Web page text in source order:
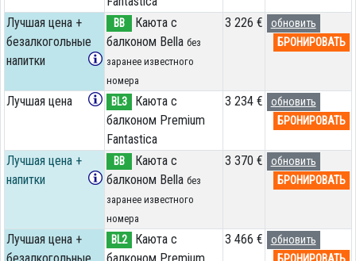
Лучшая цена +
безалкогольные
напитки
BB
Каюта с
балконом Bella без
заранее известного
номера
3 226 €
обновить
БРОНИРОВАТЬ
Лучшая цена BL3
Каюта с
балконом Premium
Fantastica
3 234 €
обновить
БРОНИРОВАТЬ
Лучшая цена +
напитки
BB
Каюта с
балконом Bella без
заранее известного
номера
3 370 €
обновить
БРОНИРОВАТЬ
Лучшая цена +
безалкогольные
BL2
Каюта с
балконом Premium
3 466 €
обновить